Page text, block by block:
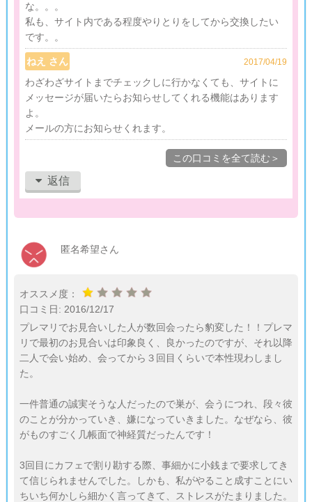
な。。。
私も、サイト内である程度やりとりをしてから交換したい
です。。
ねえ さん 2017/04/19
わざわざサイトまでチェックしに行かなくても、サイトに
メッセージが届いたらお知らせしてくれる機能はあります
よ。
メールの方にお知らせくれます。
この口コミを全て読む＞
返信
匿名希望さん
オススメ度：
口コミ日: 2016/12/17
プレマリでお見合いした人が数回会ったら豹変した！！プレマ
リで最初のお見合いは印象良く、良かったのですが、それ以降
二人で会い始め、会ってから３回目くらいで本性現わしまし
た。
一件普通の誠実そうな人だったので巣が、会うにつれ、段々彼
のことが分かっていき、嫌になっていきました。なぜなら、彼
がものすごく几帳面で神経質だったんです！
3回目にカフェで割り勘する際、事細かに小銭まで要求してき
て信じられませんでした。しかも、私がやること成すことにい
ちいち何かしら細かく言ってきて、ストレスがたまりました。